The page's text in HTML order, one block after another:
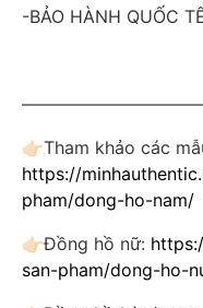
-BẢO HÀNH QUỐC
👉🏻Tham khảo các
https://
pham/dong-ho-nam/
👉🏻Đồng hồ nữ:
san-pham/dong-ho-